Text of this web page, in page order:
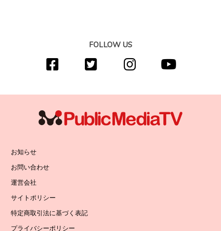
FOLLOW US
お知らせ
お問い合わせ
運営会社
サイトポリシー
特定商取引法に基づく表記
プライバシーポリシー